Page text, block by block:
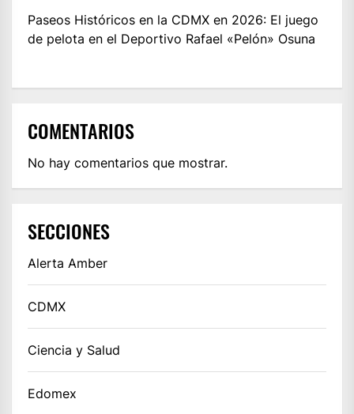
Paseos Históricos en la CDMX en 2026: El juego
de pelota en el Deportivo Rafael «Pelón» Osuna
COMENTARIOS
No hay comentarios que mostrar.
SECCIONES
Alerta Amber
CDMX
Ciencia y Salud
Edomex